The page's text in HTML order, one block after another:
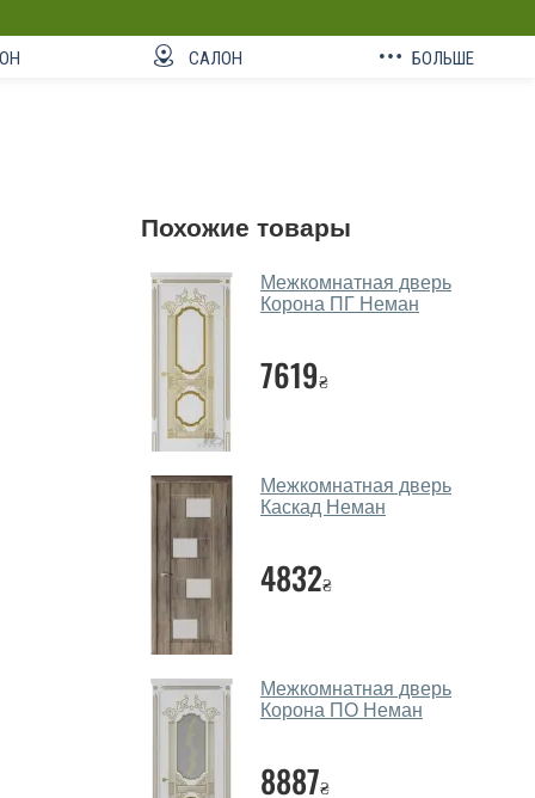
САЛОН БОЛЬШЕ
Похожие товары
Межкомнатная дверь
Корона ПГ Неман
7619₴
Межкомнатная дверь
Каскад Неман
4832₴
Межкомнатная дверь
Корона ПО Неман
8887₴